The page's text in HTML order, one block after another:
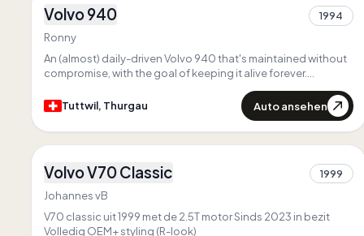
Zuerst in Thurgau
1
Volvo 940
1994
Ronny
An (almost) daily-driven Volvo 940 that's maintained without
compromise, with the goal of keeping it alive forever.
Tuttwil, Thurgau
Auto ansehen
1
3
Volvo V70 Classic
1999
Johannes vB
V70 classic uit 1999 met de 2.5T motor Sinds 2023 in bezit
Volledig OEM+ styling (R-look)